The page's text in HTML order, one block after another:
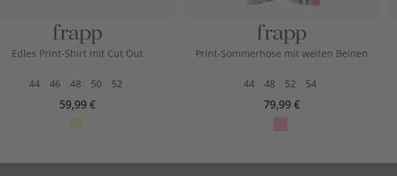
Edles Print-Shirt mit Cut Out
44 46 48 50 52
59,99 €
Print-Sommerhose mit weiten Beinen
44 48 52 54
79,99 €